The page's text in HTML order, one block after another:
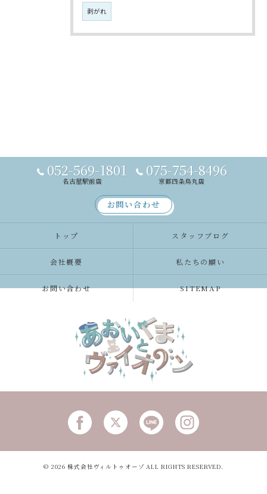
剥がれ
052-569-1801
名古屋駅前店
075-754-8496
京都四条烏丸店
お問い合わせ
トップ スタッフブログ
会社概要 私たちの願い
お問い合わせ SITEMAP
© 2026 株式会社ヴィルトゥオーゾ ALL RIGHTS RESERVED.